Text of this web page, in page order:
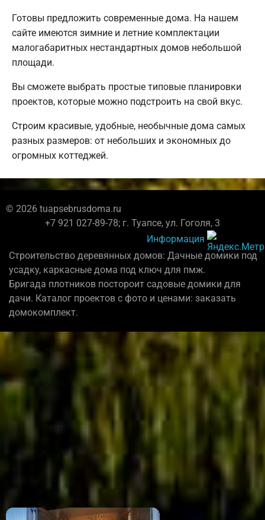
Готовы предложить современные дома. На нашем
сайте имеются зимние и летние комплектации
малогабаритных нестандартных домов небольшой
площади.
Вы сможете выбрать простые типовые планировки
проектов, которые можно подстроить на свой вкус.
Строим красивые, удобные, необычные дома самых
разных размеров: от небольших и экономных до
огромных коттеджей.
© 2026 tuapsebrusdoma.ru
+7 921 027-89-78; г. Туапсе, ул. Гоголя, 3
Информация
Строительство деревянных домов: Дачные домики под
усадку, каркасные дома под ключ для пмж.
Бригада плотников постороит садовые домики для
дачи. Каталог проектов с фото и ценами: заказать
домокомплект.